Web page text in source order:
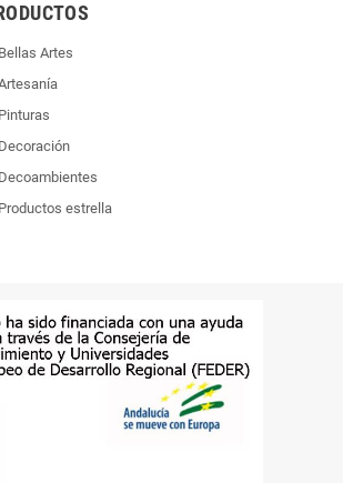
Bellas Artes
Pinturas
Decoración
Decoambientes
Productos estrella